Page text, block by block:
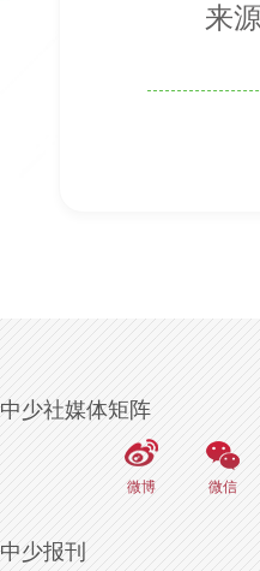
来
中少社媒体矩阵
微博 微信
中少报刊